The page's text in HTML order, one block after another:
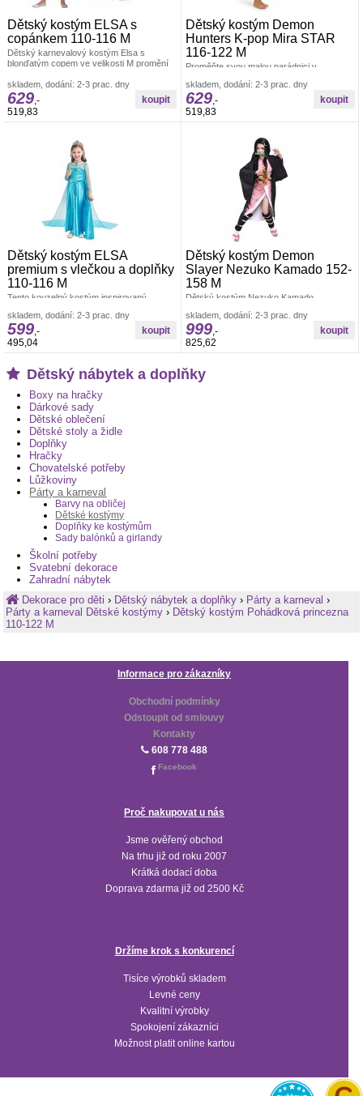
Dětský kostým ELSA s
copánkem 110-116 M
Dětský karnevalový kostým Elsa s
blonďatým copem ve velikosti M promění
skladem, dodání: 2-3 prac. dny
629,-
519,83
Dětský kostým Demon
Hunters K-pop Mira STAR
116-122 M
Proměňte svou malou parádnici v
originální kostým v ikonickém K-pop stylu
je
skladem, dodání: 2-3 prac. dny
629,-
519,83
Dětský kostým ELSA
premium s vlečkou a doplňky
110-116 M
Tento kouzelný kostým inspirovaný
ideální pro všechny malé princezny,
skladem, dodání: 2-3 prac. dny
599,-
495,04
Dětský kostým Demon
Slayer Nezuko Kamado 152-
158 M
Dětský kostým Nezuko Kamado
manga série Demon Slayer je skvělou
volbou pro
skladem, dodání: 2-3 prac. dny
999,-
825,62
Dětský nábytek a doplňky
Boxy na hračky
Dárkové sady
Dětské oblečení
Dětské stoly a židle
Doplňky
Hračky
Chovatelské potřeby
Lůžkoviny
Párty a karneval
Barvy na obličej
Dětské kostýmy
Doplňky ke kostýmům
Sady balónků a girlandy
Školní potřeby
Svatební dekorace
Zahradní nábytek
Dekorace pro děti› Dětský nábytek a doplňky › Párty a karneval ›
Párty a karneval Dětské kostýmy › Dětský kostým Pohádková princezna
110-122 M
Informace pro zákazníky
Obchodní podmínky
Odstoupit od smlouvy
Kontakty
608 778 488
Facebook
Proč nakupovat u nás
Jsme ověřený obchod
Na trhu již od roku 2007
Krátká dodací doba
Doprava zdarma již od 2500 Kč
Držíme krok s konkurencí
Tisíce výrobků skladem
Levné ceny
Kvalitní výrobky
Spokojení zákazníci
Možnost platit online kartou